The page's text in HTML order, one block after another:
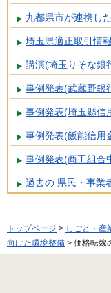
九都県市が連携し
埼玉県適正取引情
講演(埼玉りそな銀
事例発表(武蔵野銀
事例発表(埼玉縣信
事例発表(飯能信用
事例発表(商工組合
過去の 県民・事業
トップページ > しごと・産
向けた環境整備 > 価格転嫁